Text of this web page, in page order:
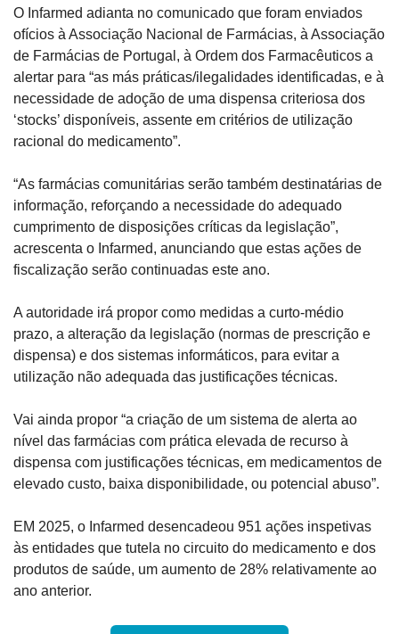
O Infarmed adianta no comunicado que foram enviados
ofícios à Associação Nacional de Farmácias, à Associação
de Farmácias de Portugal, à Ordem dos Farmacêuticos a
alertar para “as más práticas/ilegalidades identificadas, e à
necessidade de adoção de uma dispensa criteriosa dos
‘stocks’ disponíveis, assente em critérios de utilização
racional do medicamento”.
“As farmácias comunitárias serão também destinatárias de
informação, reforçando a necessidade do adequado
cumprimento de disposições críticas da legislação”,
acrescenta o Infarmed, anunciando que estas ações de
fiscalização serão continuadas este ano.
A autoridade irá propor como medidas a curto-médio
prazo, a alteração da legislação (normas de prescrição e
dispensa) e dos sistemas informáticos, para evitar a
utilização não adequada das justificações técnicas.
Vai ainda propor “a criação de um sistema de alerta ao
nível das farmácias com prática elevada de recurso à
dispensa com justificações técnicas, em medicamentos de
elevado custo, baixa disponibilidade, ou potencial abuso”.
EM 2025, o Infarmed desencadeou 951 ações inspetivas
às entidades que tutela no circuito do medicamento e dos
produtos de saúde, um aumento de 28% relativamente ao
ano anterior.